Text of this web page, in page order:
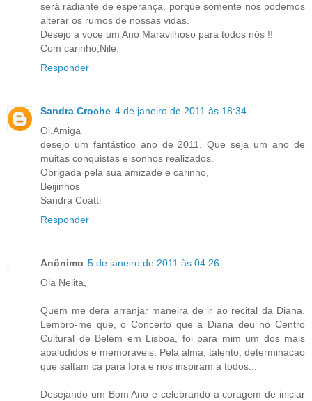
será radiante de esperança, porque somente nós podemos
alterar os rumos de nossas vidas.
Desejo a voce um Ano Maravilhoso para todos nós !!
Com carinho,Nile.
Responder
Sandra Croche 4 de janeiro de 2011 às 18:34
Oi,Amiga
desejo um fantástico ano de 2011. Que seja um ano de
muitas conquistas e sonhos realizados.
Obrigada pela sua amizade e carinho,
Beijinhos
Sandra Coatti
Responder
Anônimo 5 de janeiro de 2011 às 04:26
Ola Nelita,
Quem me dera arranjar maneira de ir ao recital da Diana.
Lembro-me que, o Concerto que a Diana deu no Centro
Cultural de Belem em Lisboa, foi para mim um dos mais
apaludidos e memoraveis. Pela alma, talento, determinacao
que saltam ca para fora e nos inspiram a todos...
Desejando um Bom Ano e celebrando a coragem de iniciar